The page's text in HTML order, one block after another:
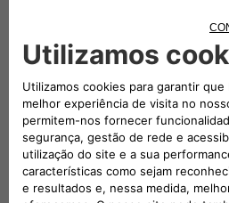
percorrenza di circa 10 mila
500 – i clienti possono usufruire di
chilometri maggiore.
Tutti questi abbonamenti sono
mensile aggiornato ogni sei mesi
cliente) sulla base del reale uso del